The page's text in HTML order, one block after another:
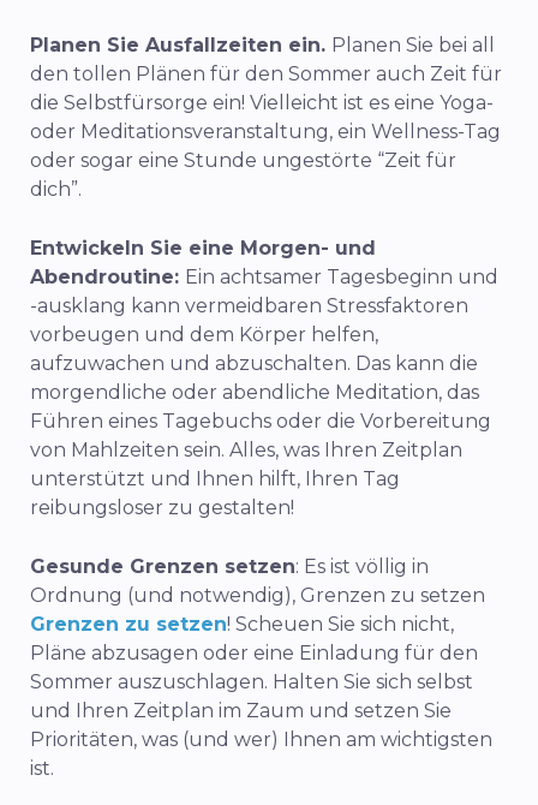
Planen Sie Ausfallzeiten ein. Planen Sie bei all
den tollen Plänen für den Sommer auch Zeit für
die Selbstfürsorge ein! Vielleicht ist es eine Yoga-
oder Meditationsveranstaltung, ein Wellness-Tag
oder sogar eine Stunde ungestörte “Zeit für
dich”.
Entwickeln Sie eine Morgen- und
Abendroutine: Ein achtsamer Tagesbeginn und
-ausklang kann vermeidbaren Stressfaktoren
vorbeugen und dem Körper helfen,
aufzuwachen und abzuschalten. Das kann die
morgendliche oder abendliche Meditation, das
Führen eines Tagebuchs oder die Vorbereitung
von Mahlzeiten sein. Alles, was Ihren Zeitplan
unterstützt und Ihnen hilft, Ihren Tag
reibungsloser zu gestalten!
Gesunde Grenzen setzen: Es ist völlig in
Ordnung (und notwendig), Grenzen zu setzen
Grenzen zu setzen! Scheuen Sie sich nicht,
Pläne abzusagen oder eine Einladung für den
Sommer auszuschlagen. Halten Sie sich selbst
und Ihren Zeitplan im Zaum und setzen Sie
Prioritäten, was (und wer) Ihnen am wichtigsten
ist.